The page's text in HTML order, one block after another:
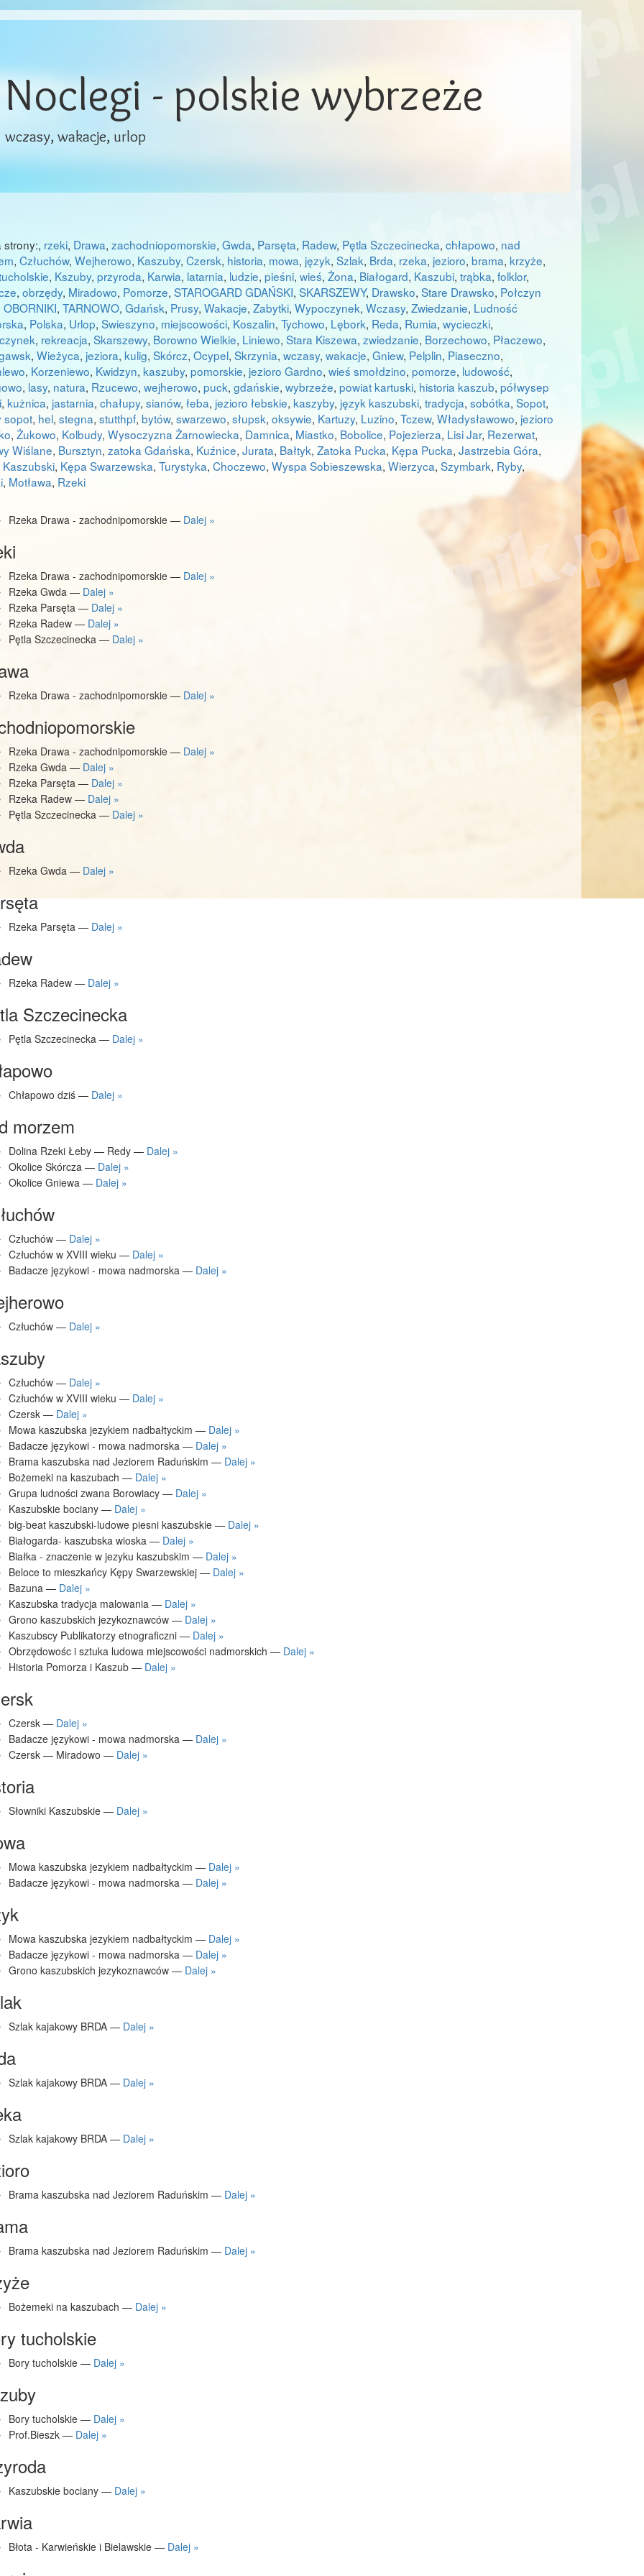
Noclegi - polskie wybrzeże
wczasy, wakacje, urlop
strony:, rzeki, Drawa,zachodniopomorskie,Gwda, Parsęta, Radew, Pętla Szczecinecka,chłapowo, nad
,Człuchów,Wejherowo, Kaszuby,Czersk, historia, mowa, język,Szlak, Brda, rzeka, jezioro,brama, krzyże,
, Kszuby,przyroda, Karwia, latarnia, ludzie,pieśni,wieś,Żona, Białogard, Kaszubi,trąbka,folklor,
,obrzędy, Miradowo, Pomorze,STAROGARD GDAŃSKI,SKARSZEWY, Drawsko,Stare Drawsko, Połczyn
OBORNIKI,TARNOWO,Gdańsk, Prusy,Wakacje,Zabytki,Wypoczynek,Wczasy,Zwiedzanie, Ludność
, Polska, Urlop,Swieszyno, miejscowości, Koszalin,Tychowo, Lębork, Reda, Rumia,wycieczki,
, rekreacja,Skarszewy, Borowno Wielkie, Liniewo,Stara Kiszewa,zwiedzanie, Borzechowo, Płaczewo,
,Wieżyca, jeziora, kulig,Skórcz,Ocypel,Skrzynia,wczasy,wakacje,Gniew, Pelplin, Piaseczno,
, Korzeniewo, Kwidzyn, kaszuby,pomorskie, jezioro Gardno,wieś smołdzino,pomorze, ludowość,
, lasy, natura, Rzucewo,wejherowo,puck,gdańskie,wybrzeże,powiat kartuski, historia kaszub,półwysep
, kużnica, jastarnia,chałupy,sianów,łeba, jezioro łebskie, kaszyby, język kaszubski,tradycja,sobótka,Sopot,
sopot, hel,stegna,stutthpf,bytów,swarzewo,słupsk,oksywie, Kartuzy, Luzino,Tczew,Władysławowo, jezioro
,Żukowo, Kolbudy,Wysoczyzna Żarnowiecka, Damnica, Miastko, Bobolice, Pojezierza, Lisi Jar, Rezerwat,
Wiślane, Bursztyn,zatoka Gdańska, Kuźnice,Jurata, Bałtyk,Zatoka Pucka, Kępa Pucka,Jastrzebia Góra,
Kaszubski, Kępa Swarzewska,Turystyka,Choczewo,Wyspa Sobieszewska,Wierzyca,Szymbark, Ryby,
, Motława, Rzeki
Rzeka Drawa - zachodnipomorskie — Dalej »
Rzeka Drawa - zachodnipomorskie — Dalej »
Rzeka Gwda — Dalej »
Rzeka Parsęta — Dalej »
Rzeka Radew — Dalej »
Pętla Szczecinecka — Dalej »
Rzeka Drawa - zachodnipomorskie — Dalej »
Rzeka Drawa - zachodnipomorskie — Dalej »
Rzeka Gwda — Dalej »
Rzeka Parsęta — Dalej »
Rzeka Radew — Dalej »
Pętla Szczecinecka — Dalej »
Rzeka Gwda — Dalej »
Rzeka Parsęta — Dalej »
Rzeka Radew — Dalej »
Szczecinecka
Pętla Szczecinecka — Dalej »
Chłapowo dziś — Dalej »
morzem
Dolina Rzeki Łeby — Redy — Dalej »
Okolice Skórcza — Dalej »
Okolice Gniewa — Dalej »
Człuchów — Dalej »
Człuchów w XVIII wieku — Dalej »
Badacze językowi - mowa nadmorska — Dalej »
Człuchów — Dalej »
Człuchów — Dalej »
Człuchów w XVIII wieku — Dalej »
Czersk — Dalej »
Mowa kaszubska jezykiem nadbałtyckim — Dalej »
Badacze językowi - mowa nadmorska — Dalej »
Brama kaszubska nad Jeziorem Raduńskim — Dalej »
Bożemeki na kaszubach — Dalej »
Grupa ludności zwana Borowiacy — Dalej »
Kaszubskie bociany — Dalej »
big-beat kaszubski-ludowe piesni kaszubskie — Dalej »
Białogarda- kaszubska wioska — Dalej »
Białka - znaczenie w jezyku kaszubskim — Dalej »
Beloce to mieszkańcy Kępy Swarzewskiej — Dalej »
Bazuna — Dalej »
Kaszubska tradycja malowania — Dalej »
Grono kaszubskich jezykoznawców — Dalej »
Kaszubscy Publikatorzy etnograficzni — Dalej »
Obrzędowośc i sztuka ludowa miejscowości nadmorskich — Dalej »
Historia Pomorza i Kaszub — Dalej »
Czersk — Dalej »
Badacze językowi - mowa nadmorska — Dalej »
Czersk — Miradowo — Dalej »
Słowniki Kaszubskie — Dalej »
Mowa kaszubska jezykiem nadbałtyckim — Dalej »
Badacze językowi - mowa nadmorska — Dalej »
Mowa kaszubska jezykiem nadbałtyckim — Dalej »
Badacze językowi - mowa nadmorska — Dalej »
Grono kaszubskich jezykoznawców — Dalej »
Szlak kajakowy BRDA — Dalej »
Szlak kajakowy BRDA — Dalej »
Szlak kajakowy BRDA — Dalej »
Brama kaszubska nad Jeziorem Raduńskim — Dalej »
Brama kaszubska nad Jeziorem Raduńskim — Dalej »
Bożemeki na kaszubach — Dalej »
tucholskie
Bory tucholskie — Dalej »
Bory tucholskie — Dalej »
Prof.Bieszk — Dalej »
Kaszubskie bociany — Dalej »
Błota - Karwieńskie i Bielawskie — Dalej »